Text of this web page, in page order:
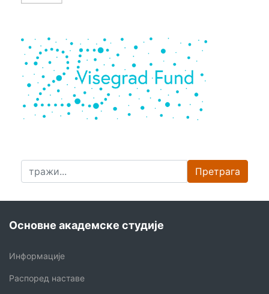
Претрага
Основне академске студије
Информације
Распоред наставе